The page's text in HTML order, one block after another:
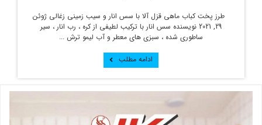
طرز پخت کباب ماهی قزل آلا با سس انار و سیب زمینی زغالی ژوئن
29, 2021 نویسنده سس انار با ترکیب لطیفی از کره ، رب انار ، سیر
ساطوری شده ، سبزی های معطر و آب لیمو ترش ...
ادامه مطلب